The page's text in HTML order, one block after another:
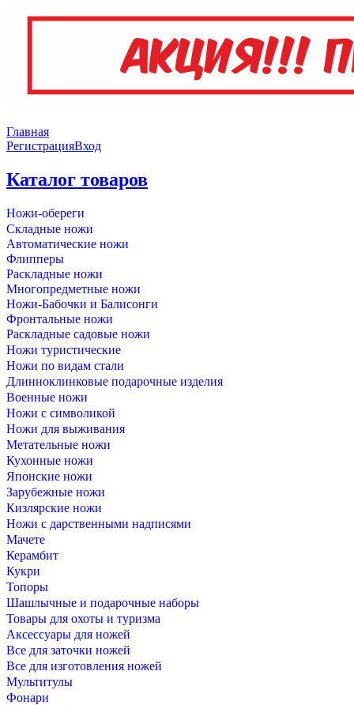
Главная
РегистрацияВход
Каталог товаров
Ножи-обереги
Складные ножи
Автоматические ножи
Флипперы
Раскладные ножи
Многопредметные ножи
Ножи-Бабочки и Балисонги
Фронтальные ножи
Раскладные садовые ножи
Ножи туристические
Ножи по видам стали
Длинноклинковые подарочные изделия
Военные ножи
Ножи с символикой
Ножи для выживания
Метательные ножи
Кухонные ножи
Японские ножи
Зарубежные ножи
Кизлярские ножи
Ножи с дарственными надписями
Мачете
Керамбит
Кукри
Топоры
Шашлычные и подарочные наборы
Товары для охоты и туризма
Аксессуары для ножей
Все для заточки ножей
Все для изготовления ножей
Мультитулы
Фонари